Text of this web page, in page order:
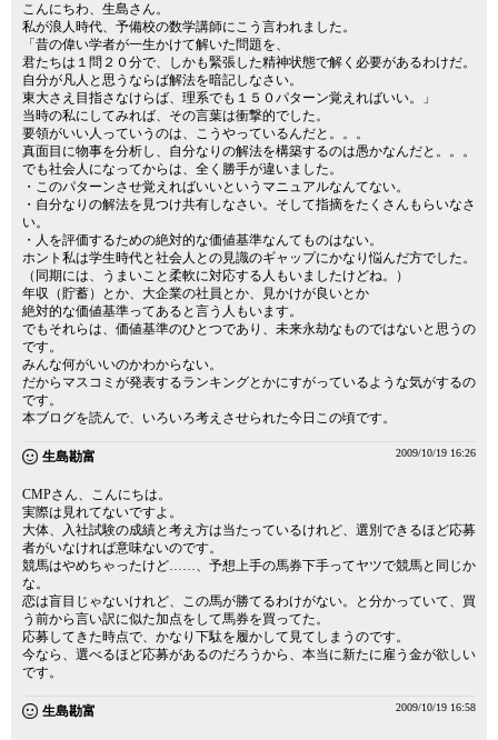
こんにちわ、生島さん。
私が浪人時代、予備校の数学講師にこう言われました。
「昔の偉い学者が一生かけて解いた問題を、
君たちは１問２０分で、しかも緊張した精神状態で解く必要があるわけだ。
自分が凡人と思うならば解法を暗記しなさい。
東大さえ目指さなけらば、理系でも１５０パターン覚えればいい。」
当時の私にしてみれば、その言葉は衝撃的でした。
要領がいい人っていうのは、こうやっているんだと。。。
真面目に物事を分析し、自分なりの解法を構築するのは愚かなんだと。。。
でも社会人になってからは、全く勝手が違いました。
・このパターンさせ覚えればいいというマニュアルなんてない。
・自分なりの解法を見つけ共有しなさい。そして指摘をたくさんもらいなさ
い。
・人を評価するための絶対的な価値基準なんてものはない。
ホント私は学生時代と社会人との見識のギャップにかなり悩んだ方でした。
（同期には、うまいこと柔軟に対応する人もいましたけどね。）
年収（貯蓄）とか、大企業の社員とか、見かけが良いとか
絶対的な価値基準ってあると言う人もいます。
でもそれらは、価値基準のひとつであり、未来永劫なものではないと思うの
です。
みんな何がいいのかわからない。
だからマスコミが発表するランキングとかにすがっているような気がするの
です。
本ブログを読んで、いろいろ考えさせられた今日この頃です。
生島勘富 2009/10/19 16:26
CMPさん、こんにちは。
実際は見れてないですよ。
大体、入社試験の成績と考え方は当たっているけれど、選別できるほど応募
者がいなければ意味ないのです。
競馬はやめちゃったけど……、予想上手の馬券下手ってヤツで競馬と同じか
な。
恋は盲目じゃないけれど、この馬が勝てるわけがない。と分かっていて、買
う前から言い訳に似た加点をして馬券を買ってた。
応募してきた時点で、かなり下駄を履かして見てしまうのです。
今なら、選べるほど応募があるのだろうから、本当に新たに雇う金が欲しい
です。
生島勘富 2009/10/19 16:58